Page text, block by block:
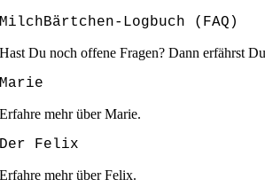
MilchBärtchen-Logbuch (FAQ)
Hast Du noch offene Fragen? Dann erfährst
Marie
Erfahre mehr über Marie.
Der Felix
Erfahre mehr über Felix.